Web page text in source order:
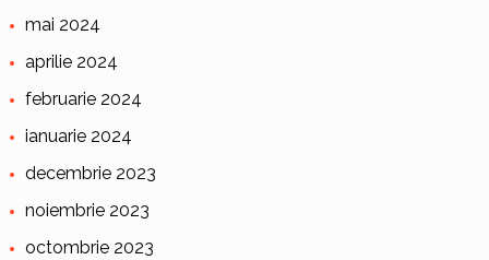
mai 2024
aprilie 2024
februarie 2024
ianuarie 2024
decembrie 2023
noiembrie 2023
octombrie 2023